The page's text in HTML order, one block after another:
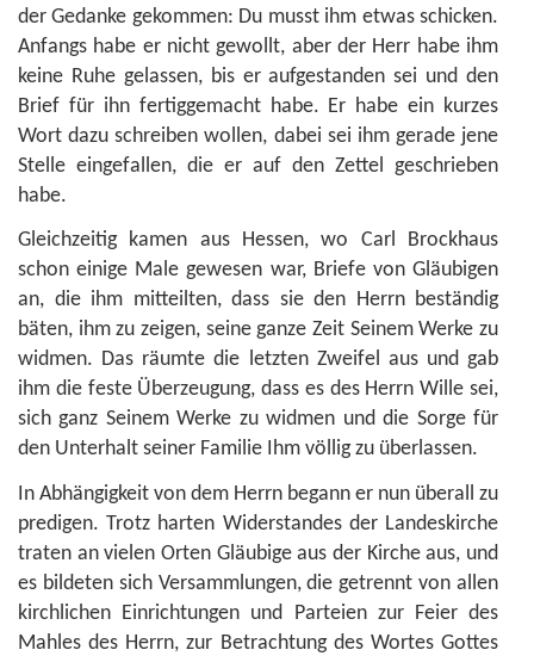
der Gedanke gekommen: Du musst ihm etwas schicken.
Anfangs habe er nicht gewollt, aber der Herr habe ihm
keine Ruhe gelassen, bis er aufgestanden sei und den
Brief für ihn fertiggemacht habe. Er habe ein kurzes
Wort dazu schreiben wollen, dabei sei ihm gerade jene
Stelle eingefallen, die er auf den Zettel geschrieben
habe.
Gleichzeitig kamen aus Hessen, wo Carl Brockhaus
schon einige Male gewesen war, Briefe von Gläubigen
an, die ihm mitteilten, dass sie den Herrn beständig
bäten, ihm zu zeigen, seine ganze Zeit Seinem Werke zu
widmen. Das räumte die letzten Zweifel aus und gab
ihm die feste Überzeugung, dass es des Herrn Wille sei,
sich ganz Seinem Werke zu widmen und die Sorge für
den Unterhalt seiner Familie Ihm völlig zu überlassen.
In Abhängigkeit von dem Herrn begann er nun überall zu
predigen. Trotz harten Widerstandes der Landeskirche
traten an vielen Orten Gläubige aus der Kirche aus, und
es bildeten sich Versammlungen, die getrennt von allen
kirchlichen Einrichtungen und Parteien zur Feier des
Mahles des Herrn, zur Betrachtung des Wortes Gottes